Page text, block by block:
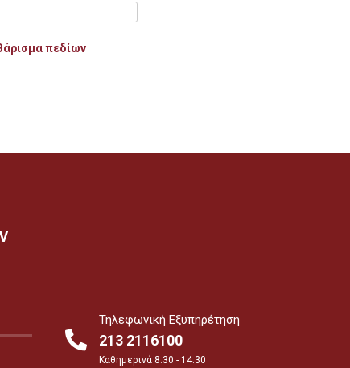
πεδίων
Τηλεφωνική Εξυπηρέτηση
213 2116100
Καθημερινά 8:30 - 14:30